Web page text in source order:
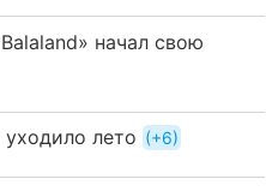
начал свою
лето +6